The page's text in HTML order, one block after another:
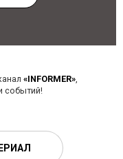
«INFORMER»,
событий!